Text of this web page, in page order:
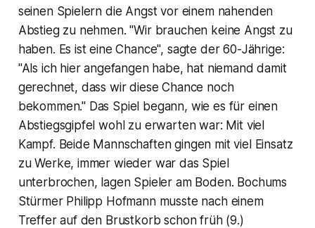
seinen Spielern die Angst vor einem nahenden
Abstieg zu nehmen. "Wir brauchen keine Angst zu
haben. Es ist eine Chance", sagte der 60-Jährige:
"Als ich hier angefangen habe, hat niemand damit
gerechnet, dass wir diese Chance noch
bekommen." Das Spiel begann, wie es für einen
Abstiegsgipfel wohl zu erwarten war: Mit viel
Kampf. Beide Mannschaften gingen mit viel Einsatz
zu Werke, immer wieder war das Spiel
unterbrochen, lagen Spieler am Boden. Bochums
Stürmer Philipp Hofmann musste nach einem
Treffer auf den Brustkorb schon früh (9.)